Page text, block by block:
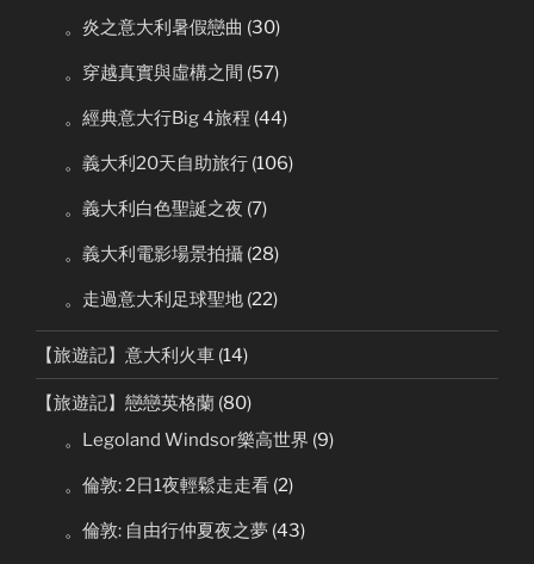
。炎之意大利暑假戀曲 (30)
。穿越真實與虛構之間 (57)
。經典意大行Big 4旅程 (44)
。義大利20天自助旅行 (106)
。義大利白色聖誕之夜 (7)
。義大利電影場景拍攝 (28)
。走過意大利足球聖地 (22)
【旅遊記】意大利火車 (14)
【旅遊記】戀戀英格蘭 (80)
。Legoland Windsor樂高世界 (9)
。倫敦: 2日1夜輕鬆走走看 (2)
。倫敦: 自由行仲夏夜之夢 (43)